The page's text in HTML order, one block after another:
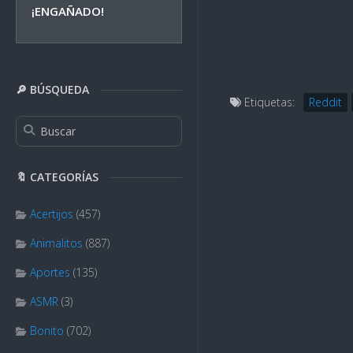
¡ENGAÑADO!
🔎 BÚSQUEDA
🔖 CATEGORÍAS
Acertijos (457)
Animalitos (887)
Aportes (135)
ASMR (3)
Bonito (702)
Etiquetas: Reddit